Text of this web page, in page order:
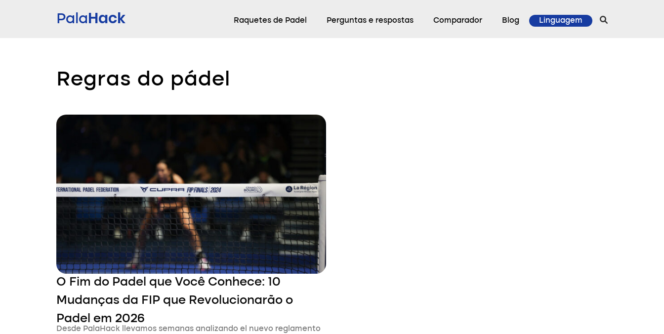
PalaHack Raquetes de Padel Perguntas e respostas Comparador Blog Linguagem
Regras do pádel
O Fim do Padel que Você Conhece: 10
Mudanças da FIP que Revolucionarão o
Padel em 2026
Desde PalaHack llevamos semanas analizando el nuevo reglamento